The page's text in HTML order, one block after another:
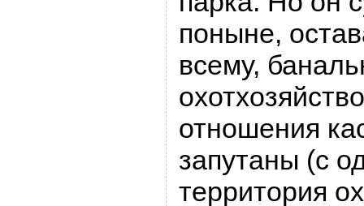
поныне,
всему,
отношения
запутаны (с
территория